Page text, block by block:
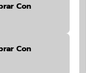
Con
Con